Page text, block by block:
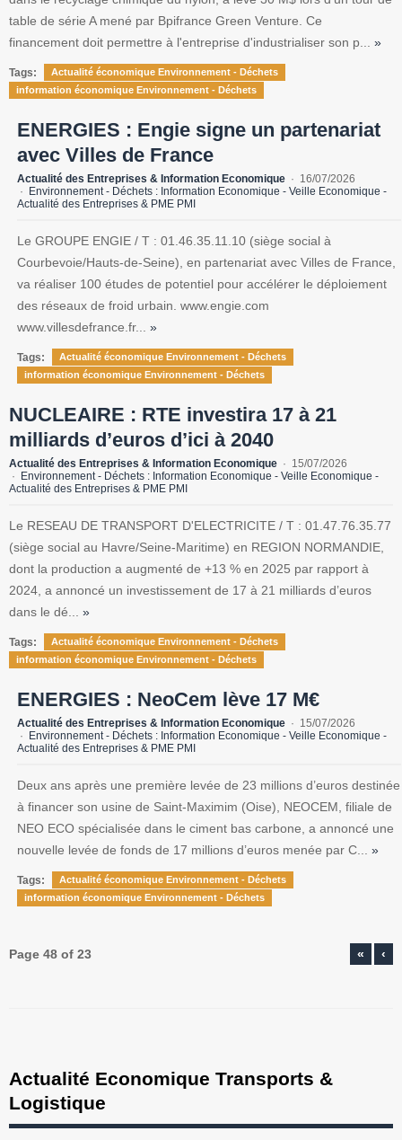
table de série A mené par Bpifrance Green Venture. Ce
financement doit permettre à l'entreprise d'industrialiser son p... »
Tags:
Actualité économique Environnement - Déchets
information économique Environnement - Déchets
ENERGIES : Engie signe un partenariat
avec Villes de France
Actualité des Entreprises & Information Economique
16/07/2026
Environnement - Déchets : Information Economique - Veille Economique -
Actualité des Entreprises & PME PMI
Le GROUPE ENGIE / T : 01.46.35.11.10 (siège social à
Courbevoie/Hauts-de-Seine), en partenariat avec Villes de France,
va réaliser 100 études de potentiel pour accélérer le déploiement
des réseaux de froid urbain. www.engie.com
www.villesdefrance.fr... »
Tags:
Actualité économique Environnement - Déchets
information économique Environnement - Déchets
NUCLEAIRE : RTE investira 17 à 21
milliards d’euros d’ici à 2040
Actualité des Entreprises & Information Economique
15/07/2026
Environnement - Déchets : Information Economique - Veille Economique -
Actualité des Entreprises & PME PMI
Le RESEAU DE TRANSPORT D'ELECTRICITE / T : 01.47.76.35.77
(siège social au Havre/Seine-Maritime) en REGION NORMANDIE,
dont la production a augmenté de +13 % en 2025 par rapport à
2024, a annoncé un investissement de 17 à 21 milliards d’euros
dans le dé... »
Tags:
Actualité économique Environnement - Déchets
information économique Environnement - Déchets
ENERGIES : NeoCem lève 17 M€
Actualité des Entreprises & Information Economique
15/07/2026
Environnement - Déchets : Information Economique - Veille Economique -
Actualité des Entreprises & PME PMI
Deux ans après une première levée de 23 millions d’euros destinée
à financer son usine de Saint-Maximim (Oise), NEOCEM, filiale de
NEO ECO spécialisée dans le ciment bas carbone, a annoncé une
nouvelle levée de fonds de 17 millions d’euros menée par C... »
Tags:
Actualité économique Environnement - Déchets
information économique Environnement - Déchets
Page 48 of 23 « ‹
Actualité Economique Transports &
Logistique